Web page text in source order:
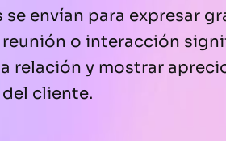
se envían para expresar
o interacción
relación y mostrar
cliente.